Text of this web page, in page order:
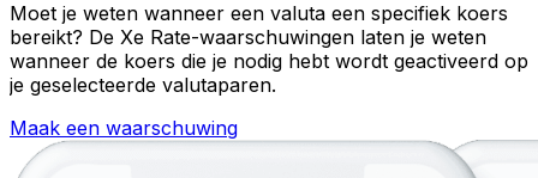
Moet je weten wanneer een valuta een specifiek koers
bereikt? De Xe Rate-waarschuwingen laten je weten
wanneer de koers die je nodig hebt wordt geactiveerd op
je geselecteerde valutaparen.
Maak een waarschuwing